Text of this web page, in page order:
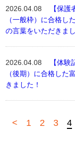
2026.04.08
【保
（一般枠）に合格し
の言葉をいただきま
2026.04.08
【体
（後期）に合格した
きました！
< 1 2 3 4